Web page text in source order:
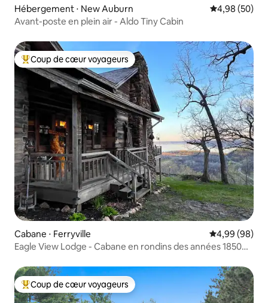
Hébergement ⋅ New Auburn Évaluation
4,98 (50)
Avant-poste en plein air - Aldo Tiny Cabin
Coups de cœur voyageurs les plus appréciés
Coup de cœur voyageurs
Cabane ⋅ Ferryville Évaluation
4,99 (98)
Eagle View Lodge - Cabane en rondins des années 1850
Coups de cœur voyageurs les plus appréciés
Coup de cœur voyageurs